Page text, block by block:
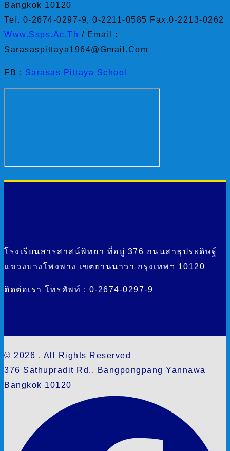
Bangkok 10120
Tel. 0-2674-0297-9, 0-2211-0585 Fax.0-2213-0262
Www.ssps.ac.th / Email :
Sarasaspittaya1964@gmail.com
FB : Sarasas Pittaya School
โรงเรียนสารสาสน์พิทยา ที่อยู่ 376 ถนนสาธุประดิษฐ์
แขวงบางโพงพาง เขตยานนาวา กรุงเทพฯ 10120
ติดต่อเรา โทรศัพท์ : 0-2674-0297-9
© 2026 . All Rights Reserved
376 Sathupradit Rd., Bangpongpang Yannawa
Bangkok 10120